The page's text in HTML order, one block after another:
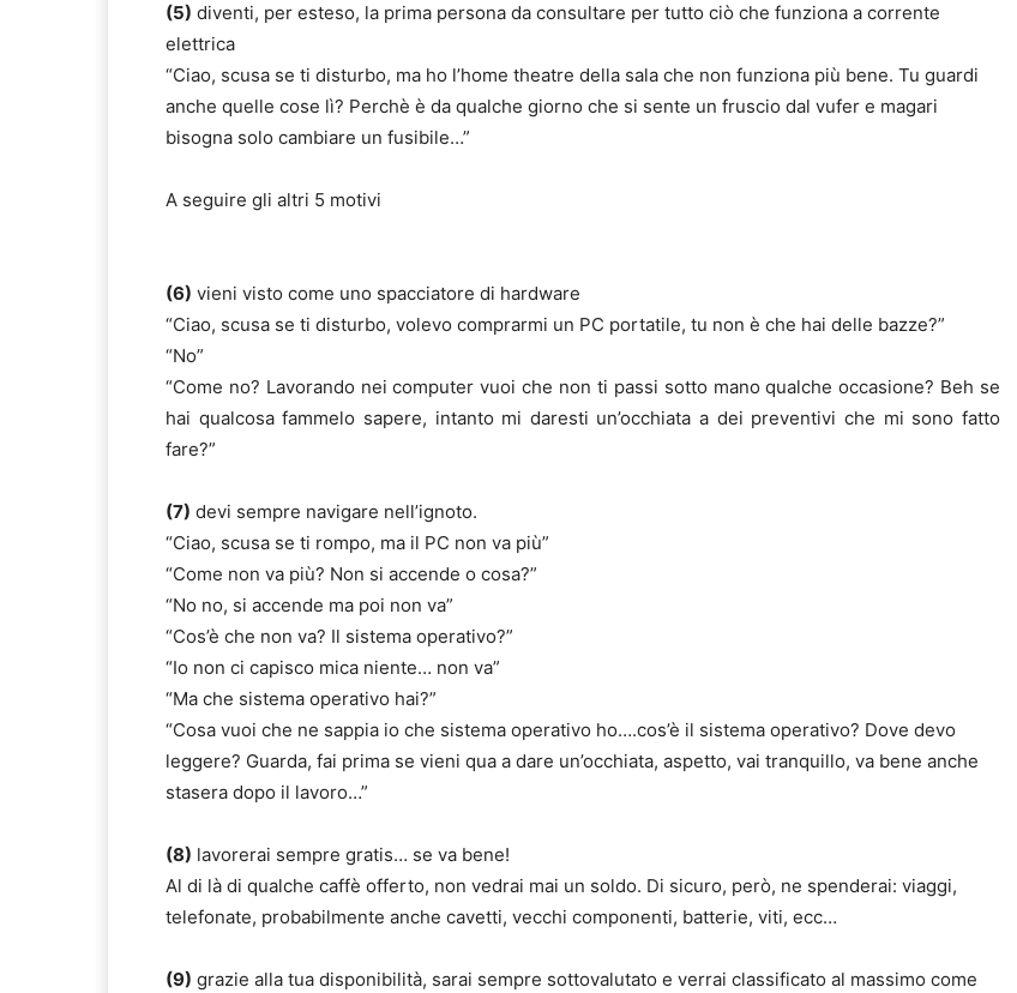
(5) diventi, per esteso, la prima persona da consultare per tutto ciò che funziona a corrente
elettrica
“Ciao, scusa se ti disturbo, ma ho l’home theatre della sala che non funziona più bene. Tu guardi
anche quelle cose lì? Perchè è da qualche giorno che si sente un fruscio dal vufer e magari
bisogna solo cambiare un fusibile…”
A seguire gli altri 5 motivi
(6) vieni visto come uno spacciatore di hardware
“Ciao, scusa se ti disturbo, volevo comprarmi un PC portatile, tu non è che hai delle bazze?”
“No”
“Come no? Lavorando nei computer vuoi che non ti passi sotto mano qualche occasione? Beh se
hai qualcosa fammelo sapere, intanto mi daresti un’occhiata a dei preventivi che mi sono fatto
fare?”
(7) devi sempre navigare nell’ignoto.
“Ciao, scusa se ti rompo, ma il PC non va più”
“Come non va più? Non si accende o cosa?”
“No no, si accende ma poi non va”
“Cos’è che non va? Il sistema operativo?”
“Io non ci capisco mica niente… non va”
“Ma che sistema operativo hai?”
“Cosa vuoi che ne sappia io che sistema operativo ho….cos’è il sistema operativo? Dove devo
leggere? Guarda, fai prima se vieni qua a dare un’occhiata, aspetto, vai tranquillo, va bene anche
stasera dopo il lavoro…”
(8) lavorerai sempre gratis… se va bene!
Al di là di qualche caffè offerto, non vedrai mai un soldo. Di sicuro, però, ne spenderai: viaggi,
telefonate, probabilmente anche cavetti, vecchi componenti, batterie, viti, ecc…
(9) grazie alla tua disponibilità, sarai sempre sottovalutato e verrai classificato al massimo come